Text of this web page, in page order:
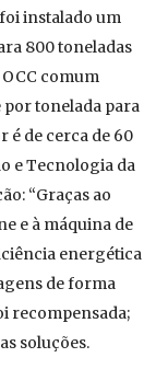
instalado um
800 toneladas
comum
por tonelada para
é de cerca de 60
e Tecnologia da
“Graças ao
e à máquina de
energética
de forma
recompensada;
soluções.